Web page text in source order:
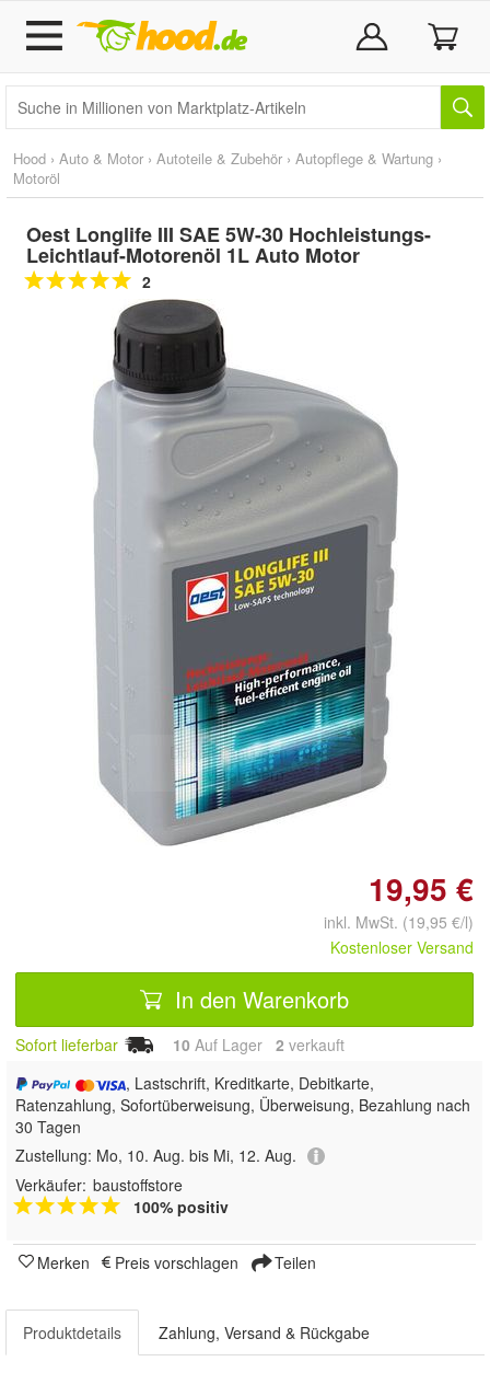
Hood › Auto & Motor › Autoteile & Zubehör › Autopflege & Wartung ›
Motoröl
Oest Longlife III SAE 5W-30 Hochleistungs-
Leichtlauf-Motorenöl 1L Auto Motor
2
Doppelt antippen zum
vergrößern
19,95 €
inkl. MwSt. (19,95 €/l)
Kostenloser Versand
In den Warenkorb
Sofort lieferbar 10 Auf Lager 2 verkauft
, Lastschrift, Kreditkarte, Debitkarte,
Ratenzahlung, Sofortüberweisung, Überweisung, Bezahlung nach
30 Tagen
Zustellung: Mo, 10. Aug. bis Mi, 12. Aug.
Verkäufer: baustoffstore
100% positiv
Merken Preis vorschlagen Teilen
Produktdetails Zahlung, Versand & Rückgabe